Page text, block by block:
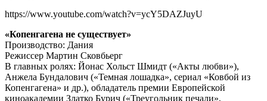
https://www.youtube.com/watch?v=ycY5DAZJuyU
«Копенгагена не существует»
Производство: Дания
Режиссер Мартин Сковбьерг
В главных ролях: Йонас Хольст Шмидт («Акты любви»),
Анжела Бундалович («Темная лошадка», сериал «Ковбой из
Копенгагена» и др.), обладатель премии Европейской
киноакадемии Златко Бурич («Треугольник печали»,